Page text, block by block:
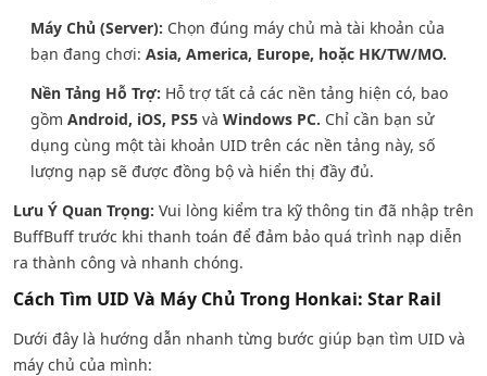
Máy Chủ (Server): Chọn đúng máy chủ mà tài khoản của
bạn đang chơi: Asia, America, Europe, hoặc HK/TW/MO.
Nền Tảng Hỗ Trợ: Hỗ trợ tất cả các nền tảng hiện có, bao
gồm Android, iOS, PS5 và Windows PC. Chỉ cần bạn sử
dụng cùng một tài khoản UID trên các nền tảng này, số
lượng nạp sẽ được đồng bộ và hiển thị đầy đủ.
Lưu Ý Quan Trọng: Vui lòng kiểm tra kỹ thông tin đã nhập trên
BuffBuff trước khi thanh toán để đảm bảo quá trình nạp diễn
ra thành công và nhanh chóng.
Cách Tìm UID Và Máy Chủ Trong Honkai: Star Rail
Dưới đây là hướng dẫn nhanh từng bước giúp bạn tìm UID và
máy chủ của mình: